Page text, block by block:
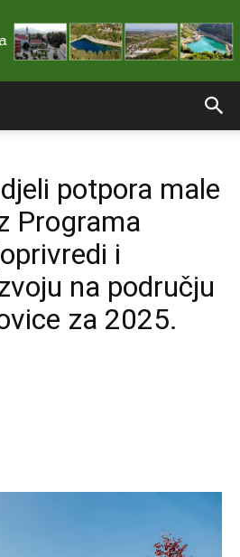
stranice
Grada
potpora male
Programa
i
na području
za 2025.